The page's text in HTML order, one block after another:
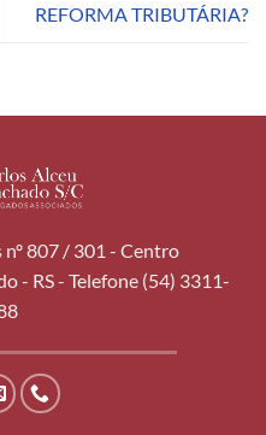
REFORMA TRIBUTÁRIA?
nº 807 / 301 - Centro
- RS - Telefone (54) 3311-